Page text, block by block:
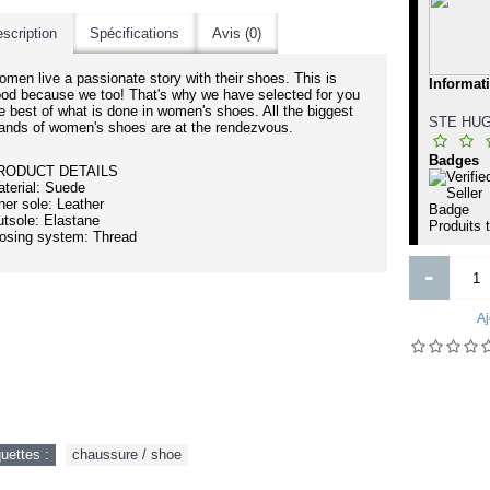
de Parfum Femme Comme Une
Evidence - 50 ml
95 000FCFA
Spécifications Avis (0)
live a passionate story with their shoes. This is
because we too! That's why we have selected for you
best of what is done in women's shoes. All the biggest
of women's shoes are at the rendezvous.
DETAILS
Suede
sole: Leather
Elastane
system: Thread
STE
Badges
Produits
-
: chaussure / shoe